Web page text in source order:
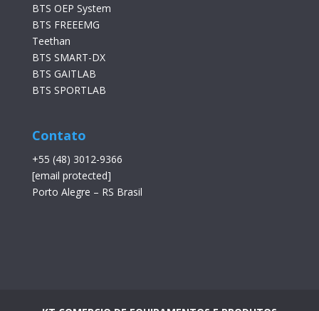
BTS OEP System
BTS FREEEMG
Teethan
BTS SMART-DX
BTS GAITLAB
BTS SPORTLAB
Contato
+55 (48) 3012-9366
[email protected]
Porto Alegre – RS Brasil